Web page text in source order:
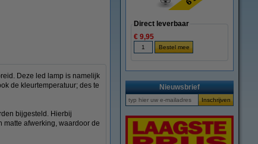
Deze led lamp is namelijk
de kleurtemperatuur; des te
bijgesteld. Hierbij
matte afwerking, waardoor de
Direct leverbaar
€ 9,95
Nieuwsbrief